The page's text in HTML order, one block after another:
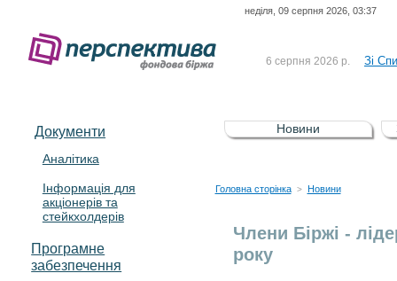
неділя, 09 серпня 2026, 03:37
6 серпня 2026 р. Зі
5 серпня 2026 р.
Зі
UA4000232607)
4 серпня 2026 р.
Документи
Аналітика
Інформація для
акціонерів та
стейкхолдерів
Програмне
забезпечення
Новини
Головна сторінка > Новини
Члени Біржі -
року